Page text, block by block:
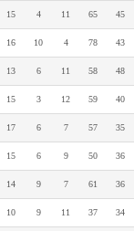
15 4 11 65 45
16 10 4 78 43
13 6 11 58 48
15 3 12 59 40
17 6 7 57 35
15 6 9 50 36
14 9 7 61 36
10 9 11 37 34